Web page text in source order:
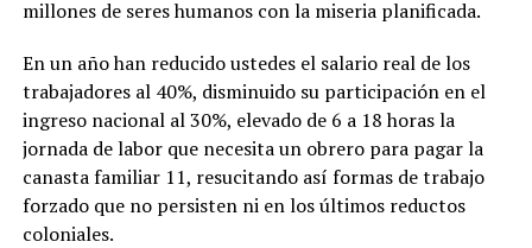
millones de seres humanos con la miseria planificada.
En un año han reducido ustedes el salario real de los
trabajadores al 40%, disminuido su participación en el
ingreso nacional al 30%, elevado de 6 a 18 horas la
jornada de labor que necesita un obrero para pagar la
canasta familiar 11, resucitando así formas de trabajo
forzado que no persisten ni en los últimos reductos
coloniales.